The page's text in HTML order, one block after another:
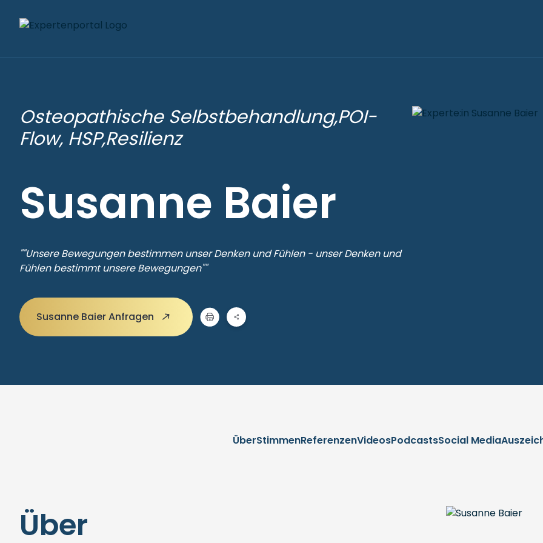
Osteopathische Selbstbehandlung,POI-
Flow, HSP,Resilienz
Susanne Baier
""Unsere Bewegungen bestimmen unser Denken und Fühlen - unser Denken und
Fühlen bestimmt unsere Bewegungen""
Susanne Baier Anfragen
ÜberStimmenReferenzenVideosPodcastsSocial Media
Über